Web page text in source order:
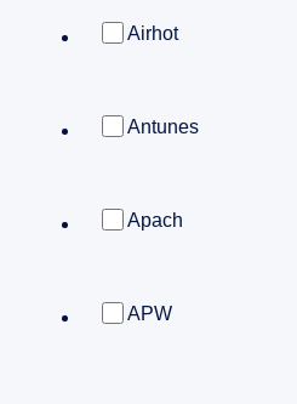
Airhot
Antunes
Apach
APW